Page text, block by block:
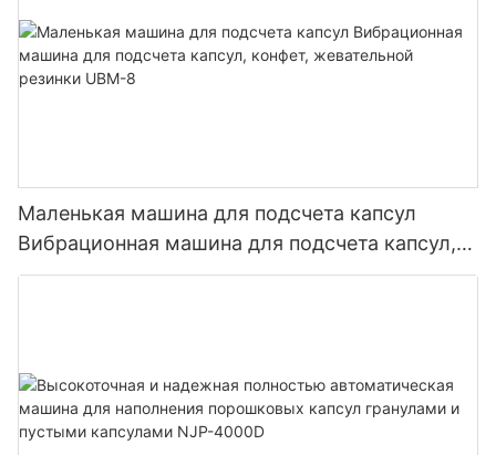
Маленькая машина для подсчета капсул
Вибрационная машина для подсчета капсул,
конфет, жевательной резинки UBM-8